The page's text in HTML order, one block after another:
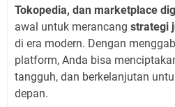
Tokopedia, dan marketplace
awal untuk merancang strategi
di era modern. Dengan
platform, Anda bisa
tangguh, dan berkelanjutan
depan.